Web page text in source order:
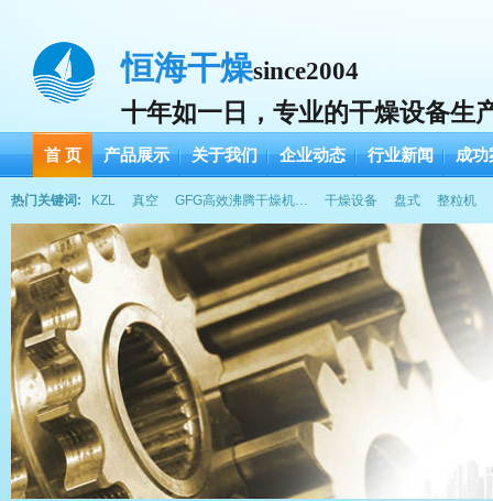
恒海干燥since2004
十年如一日，专业的干燥设备生
首 页 产品展示 关于我们 企业动态 行业新闻 成功
热门关键词: KZL 真空 GFG高效沸腾干燥机… 干燥设备 盘式 整粒机